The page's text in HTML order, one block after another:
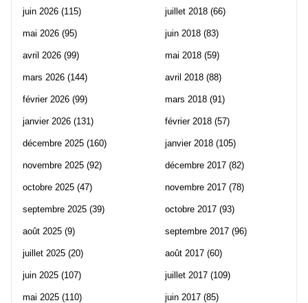
juin 2026 (115)
mai 2026 (95)
avril 2026 (99)
mars 2026 (144)
février 2026 (99)
janvier 2026 (131)
décembre 2025 (160)
novembre 2025 (92)
octobre 2025 (47)
septembre 2025 (39)
août 2025 (9)
juillet 2025 (20)
juin 2025 (107)
mai 2025 (110)
juillet 2018 (66)
juin 2018 (83)
mai 2018 (59)
avril 2018 (88)
mars 2018 (91)
février 2018 (57)
janvier 2018 (105)
décembre 2017 (82)
novembre 2017 (78)
octobre 2017 (93)
septembre 2017 (96)
août 2017 (60)
juillet 2017 (109)
juin 2017 (85)